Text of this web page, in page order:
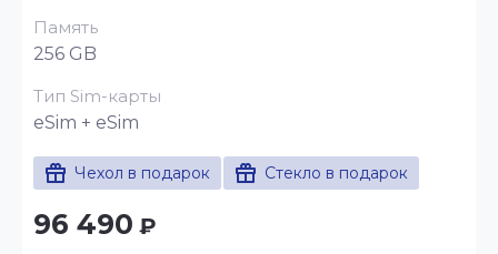
Память
256 GB
Тип Sim-карты
eSim + eSim
Чехол в подарок Стекло в подарок
96 490 ₽